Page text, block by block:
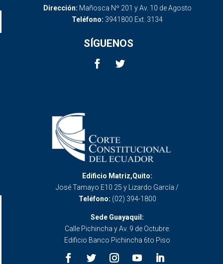
Dirección: Mañosca Nº 201 y Av. 10 de Agosto
Teléfono: 3941800 Ext. 3134
SÍGUENOS
Edificio Matriz,Quito:
José Tamayo E10 25 y Lizardo García /
Teléfono: (02) 394-1800
Sede Guayaquil:
Calle Pichincha y Av. 9 de Octubre.
Edificio Banco Pichincha 6to Piso